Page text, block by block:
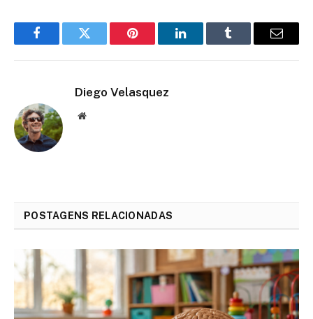
FacebookTwitter Pinterest LinkedInTumblr Email
Diego Velasquez
Website
POSTAGENS RELACIONADAS